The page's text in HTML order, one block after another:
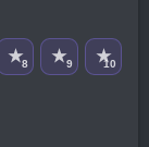
★8 ★9 ★10